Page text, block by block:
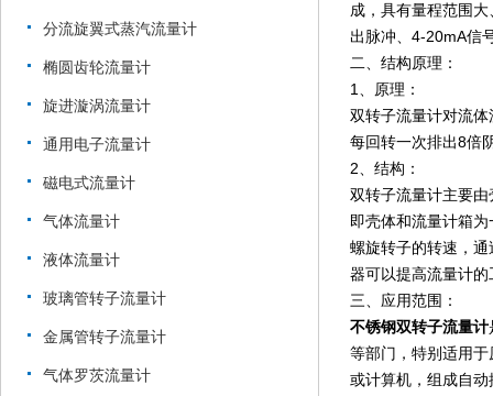
分流旋翼式蒸汽流量计
椭圆齿轮流量计
旋进漩涡流量计
通用电子流量计
磁电式流量计
气体流量计
液体流量计
玻璃管转子流量计
金属管转子流量计
气体罗茨流量计
成，具有量程范围
出脉冲、4-20mA信
二、结构原理：
1、原理：
双转子流量计对流
每回转一次排出8倍
2、结构：
双转子流量计主要
即壳体和流量计箱
螺旋转子的转速，
器可以提高流量计
三、应用范围：
不锈钢双转子流量计
等部门，特别适用
或计算机，组成自